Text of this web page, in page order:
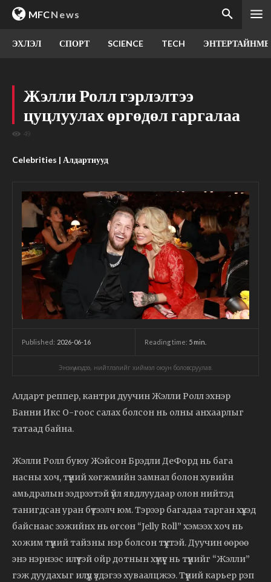
MFCNews
ЭХЛЭЛ СПОРТ SCIENCE TECH
Жэлли Ролл гэрлэлтээ
цуцлуулах өргөдөл гаргалаа
49
Celebrities | Алдартнууд
Published: 2026-06-16 Reading time: 5 min.
Энэхүү мэдээ, нийтлэлийг хиймэл оюун боловсруулав.
Алдарт реппер, кантри дуучин Жэлли Ролл эхнэр
Банни Икс О-гоос салах болсон нь олны анхаарлыг
татаад байна.
Жэлли Ролл буюу Жэйсон Брэдли ДеФорд нь бага
насны хоч, түүний хөгжмийн замнал болон хувийн
амьдралын ээдрээтэй үйл явдлуудаар олон нийтэд
танигдсан уран бүтээлч юм. Тэрээр багадаа тарган хүүхэд
байснаас ээжийнх нь өгсөн “Jelly Roll” хэмээх хоч нь
хожим түүний тайзны нэр болсон түүхтэй. Дуучин өөрөө
энэ нэрнээс илүүтэй ойр дотнын хүмүүс нь түүнийг “Жэлли”
гэж дуудахыг илүүд үздэгээ хуваалцжээ. Түүний карьер рэп